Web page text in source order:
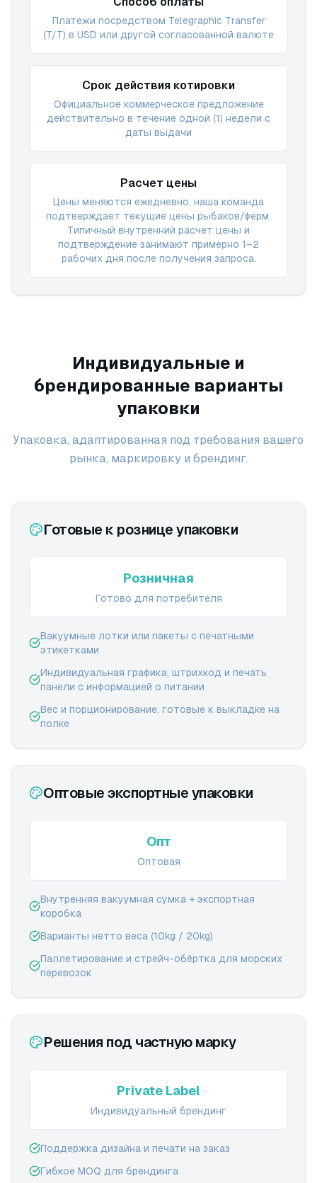
Платежи посредством Telegraphic Transfer
(T/T) в USD или другой согласованной валюте
Срок действия котировки
Официальное коммерческое предложение
действительно в течение одной (1) недели с
даты выдачи
Расчет цены
Цены меняются ежедневно; наша команда
подтверждает текущие цены рыбаков/ферм.
Типичный внутренний расчет цены и
подтверждение занимают примерно 1–2
рабочих дня после получения запроса.
Индивидуальные и
брендированные варианты
упаковки
Упаковка, адаптированная под требования вашего
рынка, маркировку и брендинг.
Готовые к рознице упаковки
Розничная
Готово для потребителя
Вакуумные лотки или пакеты с печатными
этикетками
Индивидуальная графика, штрихкод и печать
панели с информацией о питании
Вес и порционирование, готовые к выкладке на
полке
Оптовые экспортные упаковки
Опт
Оптовая
Внутренняя вакуумная сумка + экспортная
коробка
Варианты нетто веса (10kg / 20kg)
Паллетирование и стрейч-обёртка для морских
перевозок
Решения под частную марку
Private Label
Индивидуальный брендинг
Поддержка дизайна и печати на заказ
Гибкое MOQ для брендинга